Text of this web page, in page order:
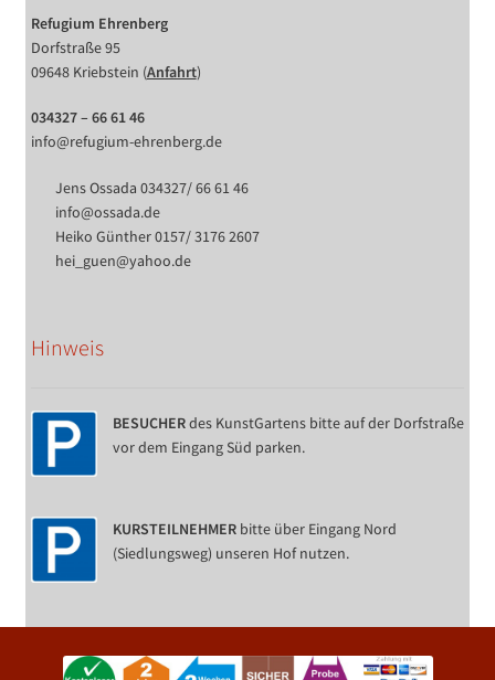
Refugium Ehrenberg
Dorfstraße 95
09648 Kriebstein (Anfahrt)
034327 – 66 61 46
info@refugium-ehrenberg.de
Jens Ossada 034327/ 66 61 46
info@ossada.de
Heiko Günther 0157/ 3176 2607
hei_guen@yahoo.de
Hinweis
BESUCHERdes KunstGartens bitte auf der Dorfstraße
vor dem Eingang Süd parken.
KURSTEILNEHMERbitte über Eingang Nord
(Siedlungsweg) unseren Hof nutzen.